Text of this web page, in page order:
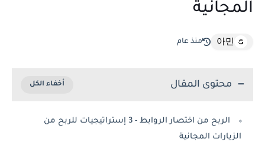
المجانية
아민 منذ عام
محتوى المقال
الربح من اختصار الروابط - 3 إستراتيجيات للربح من
الزيارات المجانية